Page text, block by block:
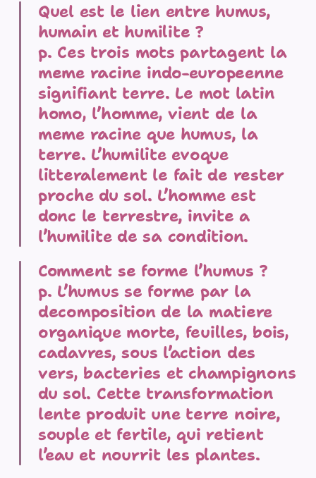
Quel est le lien entre humus,
humain et humilite ?
p. Ces trois mots partagent la
meme racine indo-europeenne
signifiant terre. Le mot latin
homo, l’homme, vient de la
meme racine que humus, la
terre. L’humilite evoque
litteralement le fait de rester
proche du sol. L’homme est
donc le terrestre, invite a
l’humilite de sa condition.
Comment se forme l’humus ?
p. L’humus se forme par la
decomposition de la matiere
organique morte, feuilles, bois,
cadavres, sous l’action des
vers, bacteries et champignons
du sol. Cette transformation
lente produit une terre noire,
souple et fertile, qui retient
l’eau et nourrit les plantes.